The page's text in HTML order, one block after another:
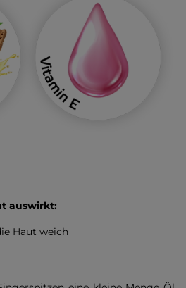
auswirkt:
Haut weich